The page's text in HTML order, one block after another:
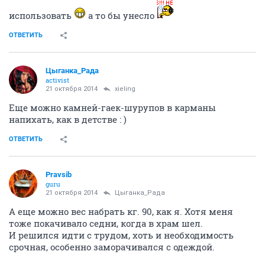
использовать
а то бы унесло
ОТВЕТИТЬ
Цыганка_Рада
activist
21 октября 2014 xieling
Еще можно камней-гаек-шурупов в карманы
напихать, как в детстве : )
ОТВЕТИТЬ
Pravsib
guru
21 октября 2014 Цыганка_Рада
А еще можно вес набрать кг. 90, как я. Хотя меня
тоже покачивало седни, когда в храм шел.
И решился идти с трудом, хоть и необходимость
срочная, особенно заморачивался с одеждой.